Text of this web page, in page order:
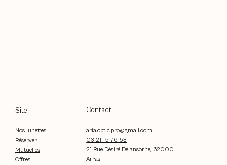
Site
Nos lunettes
Réserver
Mutuelles
Offres
Contact
aria.optic.pro@gmail.com
03 21 15 76 53
21 Rue Désiré Delansorne, 62000
Arras